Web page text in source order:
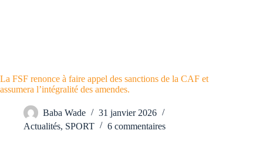
La FSF renonce à faire appel des sanctions de la CAF et
assumera l’intégralité des amendes.
Baba Wade
31 janvier 2026
Actualités, SPORT 6 commentaires